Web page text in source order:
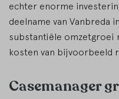
echter enorme
deelname van Vanbreda
substantiële omzetgroei
kosten van bijvoorbeeld
Casemanager